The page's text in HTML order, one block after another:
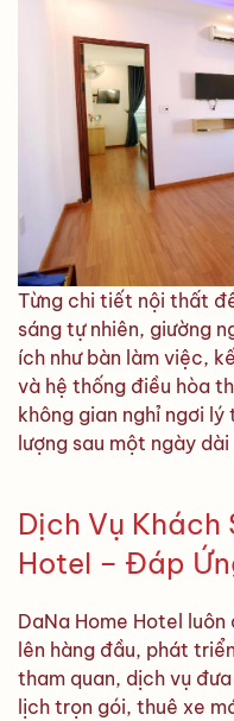
Từng chi tiết nội thất
sáng tự nhiên, giường
ích như bàn làm việc,
và hệ thống điều hòa
không gian nghỉ ngơi
lượng sau một ngày
Dịch Vụ Khách
Hotel – Đáp
DaNa Home Hotel
lên hàng đầu, phát
tham quan, dịch vụ
lịch trọn gói, thuê xe